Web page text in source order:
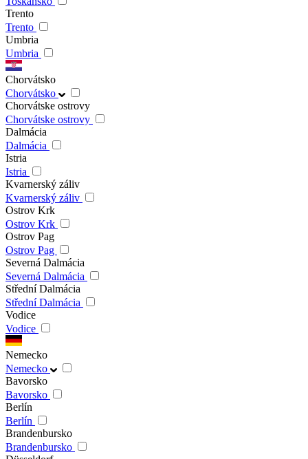
Trento
Trento
Umbria
Umbria
Chorvátsko
Chorvátsko
Chorvátske ostrovy
Chorvátske ostrovy
Dalmácia
Dalmácia
Istria
Istria
Kvarnerský záliv
Kvarnerský záliv
Ostrov Krk
Ostrov Krk
Ostrov Pag
Ostrov Pag
Severná Dalmácia
Severná Dalmácia
Střední Dalmácia
Střední Dalmácia
Vodice
Vodice
Nemecko
Nemecko
Bavorsko
Bavorsko
Berlín
Berlín
Brandenbursko
Brandenbursko